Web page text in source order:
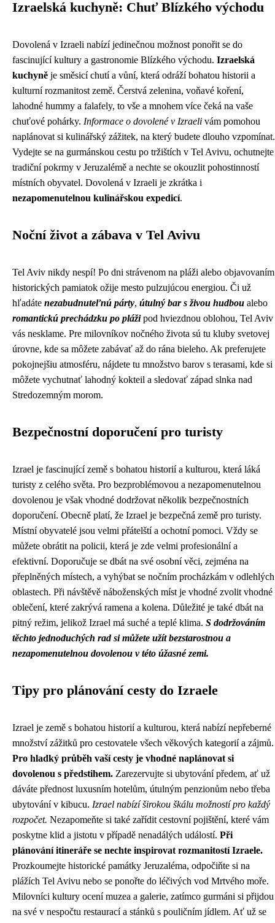
Izraelská kuchyně: Chuť Blízkého východu
Dovolená v Izraeli nabízí jedinečnou možnost ponořit se do
fascinující kultury a gastronomie Blízkého východu. Izraelská
kuchyně je směsicí chutí a vůní, která odráží bohatou historii a
kulturní rozmanitost země. Čerstvá zelenina, voňavé koření,
lahodné hummy a falafely, to vše a mnohem více čeká na vaše
chuťové pohárky. Informace o dovolené v Izraeli vám pomohou
naplánovat si kulinářský zážitek, na který budete dlouho vzpomínat.
Vydejte se na gurmánskou cestu po tržištích v Tel Avivu, ochutnejte
tradiční pokrmy v Jeruzalémě a nechte se okouzlit pohostinností
místních obyvatel. Dovolená v Izraeli je zkrátka i
nezapomenutelnou kulinářskou expedicí.
Noční život a zábava v Tel Avivu
Tel Aviv nikdy nespí! Po dni strávenom na pláži alebo objavovaním
historických pamiatok ožije mesto pulzujúcou energiou. Či už
hľadáte nezabudnuteľnú párty, útulný bar s živou hudbou alebo
romantickú prechádzku po plážipod hviezdnou oblohou, Tel Aviv
vás nesklame. Pre milovníkov nočného života sú tu kluby svetovej
úrovne, kde sa môžete zabávať až do rána bieleho. Ak preferujete
pokojnejšiu atmosféru, nájdete tu množstvo barov s terasami, kde si
môžete vychutnať lahodný kokteil a sledovať západ slnka nad
Stredozemným morom.
Bezpečnostní doporučení pro turisty
Izrael je fascinující země s bohatou historií a kulturou, která láká
turisty z celého světa. Pro bezproblémovou a nezapomenutelnou
dovolenou je však vhodné dodržovat několik bezpečnostních
doporučení. Obecně platí, že Izrael je bezpečná země pro turisty.
Místní obyvatelé jsou velmi přátelští a ochotní pomoci. Vždy se
můžete obrátit na policii, která je zde velmi profesionální a
efektivní. Doporučuje se dbát na své osobní věci, zejména na
přeplněných místech, a vyhýbat se nočním procházkám v odlehlých
oblastech. Při návštěvě náboženských míst je vhodné zvolit vhodné
oblečení, které zakrývá ramena a kolena. Důležité je také dbát na
pitný režim, jelikož Izrael má suché a teplé klima. S dodržováním
těchto jednoduchých rad si můžete užít bezstarostnou a
nezapomenutelnou dovolenou v této úžasné zemi.
Tipy pro plánování cesty do Izraele
Izrael je země s bohatou historií a kulturou, která nabízí nepřeberné
množství zážitků pro cestovatele všech věkových kategorií a zájmů.
Pro hladký průběh vaší cesty je vhodné naplánovat si
dovolenou s předstihem. Zarezervujte si ubytování předem, ať už
dáváte přednost luxusním hotelům, útulným penzionům nebo třeba
ubytování v kibucu. Izrael nabízí širokou škálu možností pro každý
rozpočet. Nezapomeňte si také zařídit cestovní pojištění, které vám
poskytne klid a jistotu v případě nenadálých událostí. Při
plánování itineráře se nechte inspirovat rozmanitostí Izraele.
Prozkoumejte historické památky Jeruzaléma, odpočiňte si na
plážích Tel Avivu nebo se ponořte do léčivých vod Mrtvého moře.
Milovníci kultury ocení muzea a galerie, zatímco gurmáni si přijdou
na své v nespočtu restaurací a stánků s pouličním jídlem. Ať už se